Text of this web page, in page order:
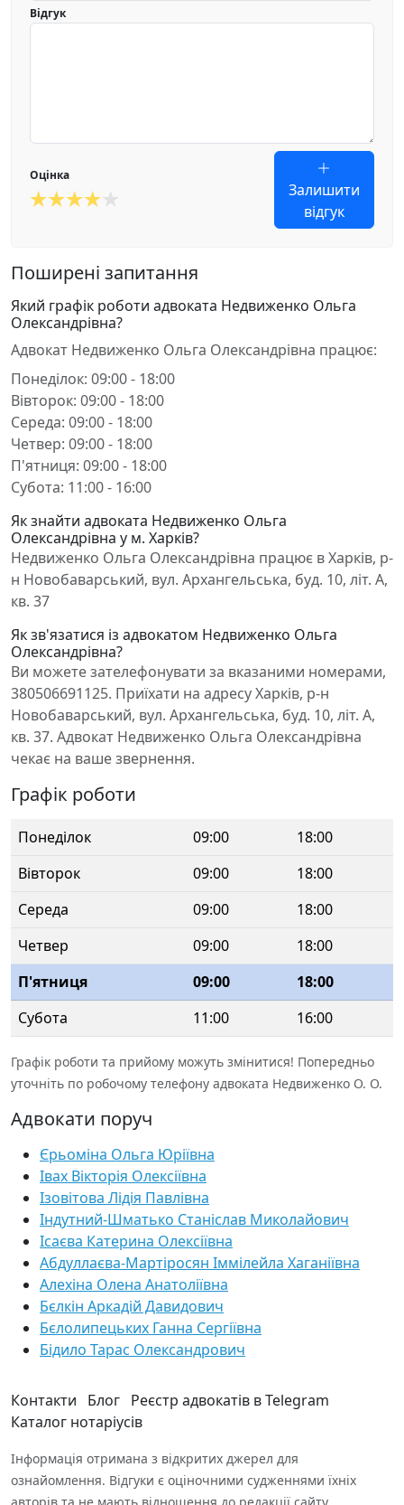
Відгук
Оцінка
Залишити
відгук
Поширені запитання
Який графік роботи адвоката Недвиженко Ольга
Олександрівна?
Адвокат Недвиженко Ольга Олександрівна працює:
Понеділок: 09:00 - 18:00
Вівторок: 09:00 - 18:00
Середа: 09:00 - 18:00
Четвер: 09:00 - 18:00
П'ятниця: 09:00 - 18:00
Субота: 11:00 - 16:00
Як знайти адвоката Недвиженко Ольга
Олександрівна у м. Харків?
Недвиженко Ольга Олександрівна працює в Харків, р-
н Новобаварський, вул. Архангельська, буд. 10, літ. А,
кв. 37
Як зв'язатися із адвокатом Недвиженко Ольга
Олександрівна?
Ви можете зателефонувати за вказаними номерами,
380506691125. Приїхати на адресу Харків, р-н
Новобаварський, вул. Архангельська, буд. 10, літ. А,
кв. 37. Адвокат Недвиженко Ольга Олександрівна
чекає на ваше звернення.
Графік роботи
Понеділок 09:00
18:00
Вівторок
09:00
18:00
Середа
09:00
18:00
Четвер
09:00
18:00
П'ятниця
09:00
18:00
Субота
11:00 16:00
Графік роботи та прийому можуть змінитися! Попередньо
уточніть по робочому телефону адвоката Недвиженко О. О.
Адвокати поруч
Єрьоміна Ольга Юріївна
Івах Вікторія Олексіївна
Ізовітова Лідія Павлівна
Індутний-Шматько Станіслав Миколайович
Ісаєва Катерина Олексіївна
Абдуллаєва-Мартіросян Іммілейла Хаганіївна
Алехіна Олена Анатоліївна
Бєлкін Аркадій Давидович
Бєлолипецьких Ганна Сергіївна
Бідило Тарас Олександрович
Контакти Блог Реєстр адвокатів в Telegram
Каталог нотаріусів
Інформація отримана з відкритих джерел для
ознайомлення. Відгуки є оціночними судженнями їхніх